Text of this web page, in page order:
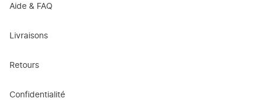
Aide & FAQ
Livraisons
Retours
Confidentialité